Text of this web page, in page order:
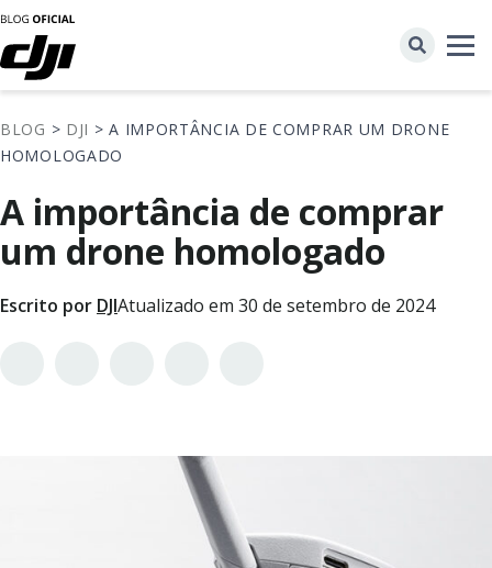
BLOG > DJI > A IMPORTÂNCIA DE COMPRAR UM DRONE
HOMOLOGADO
A importância de comprar
um drone homologado
Escrito por DJIAtualizado em 30 de setembro de 2024